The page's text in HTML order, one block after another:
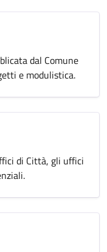
dal Comune
e modulistica.
di Città, gli uffici